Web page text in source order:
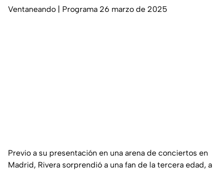
Ventaneando | Programa 26 marzo de 2025
Previo a su presentación en una arena de conciertos en
Madrid, Rivera sorprendió a una fan de la tercera edad, a